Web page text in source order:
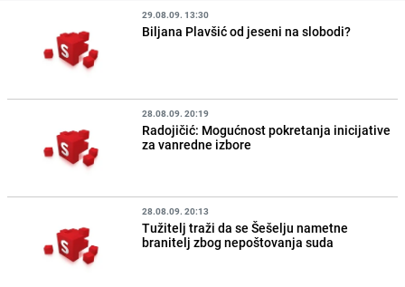
29.08.09. 13:30
Biljana Plavšić od jeseni na slobodi?
28.08.09. 20:19
Radojičić: Mogućnost pokretanja inicijative
za vanredne izbore
28.08.09. 20:13
Tužitelj traži da se Šešelju nametne
branitelj zbog nepoštovanja suda